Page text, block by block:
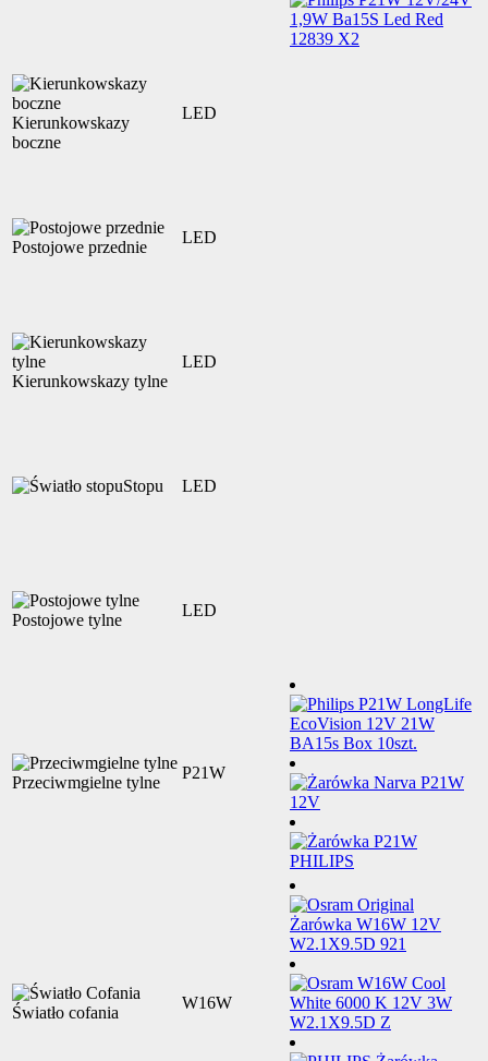
Kierunkowskazy
boczne
LED
Postojowe przednie
LED
Kierunkowskazy tylne
LED
Stopu LED
Postojowe tylne
LED
Przeciwmgielne tylne
P21W
Światło cofania
W16W